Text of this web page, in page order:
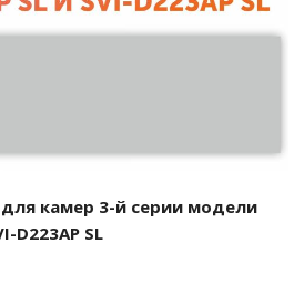
камер 3-й серии модели
D223AP SL